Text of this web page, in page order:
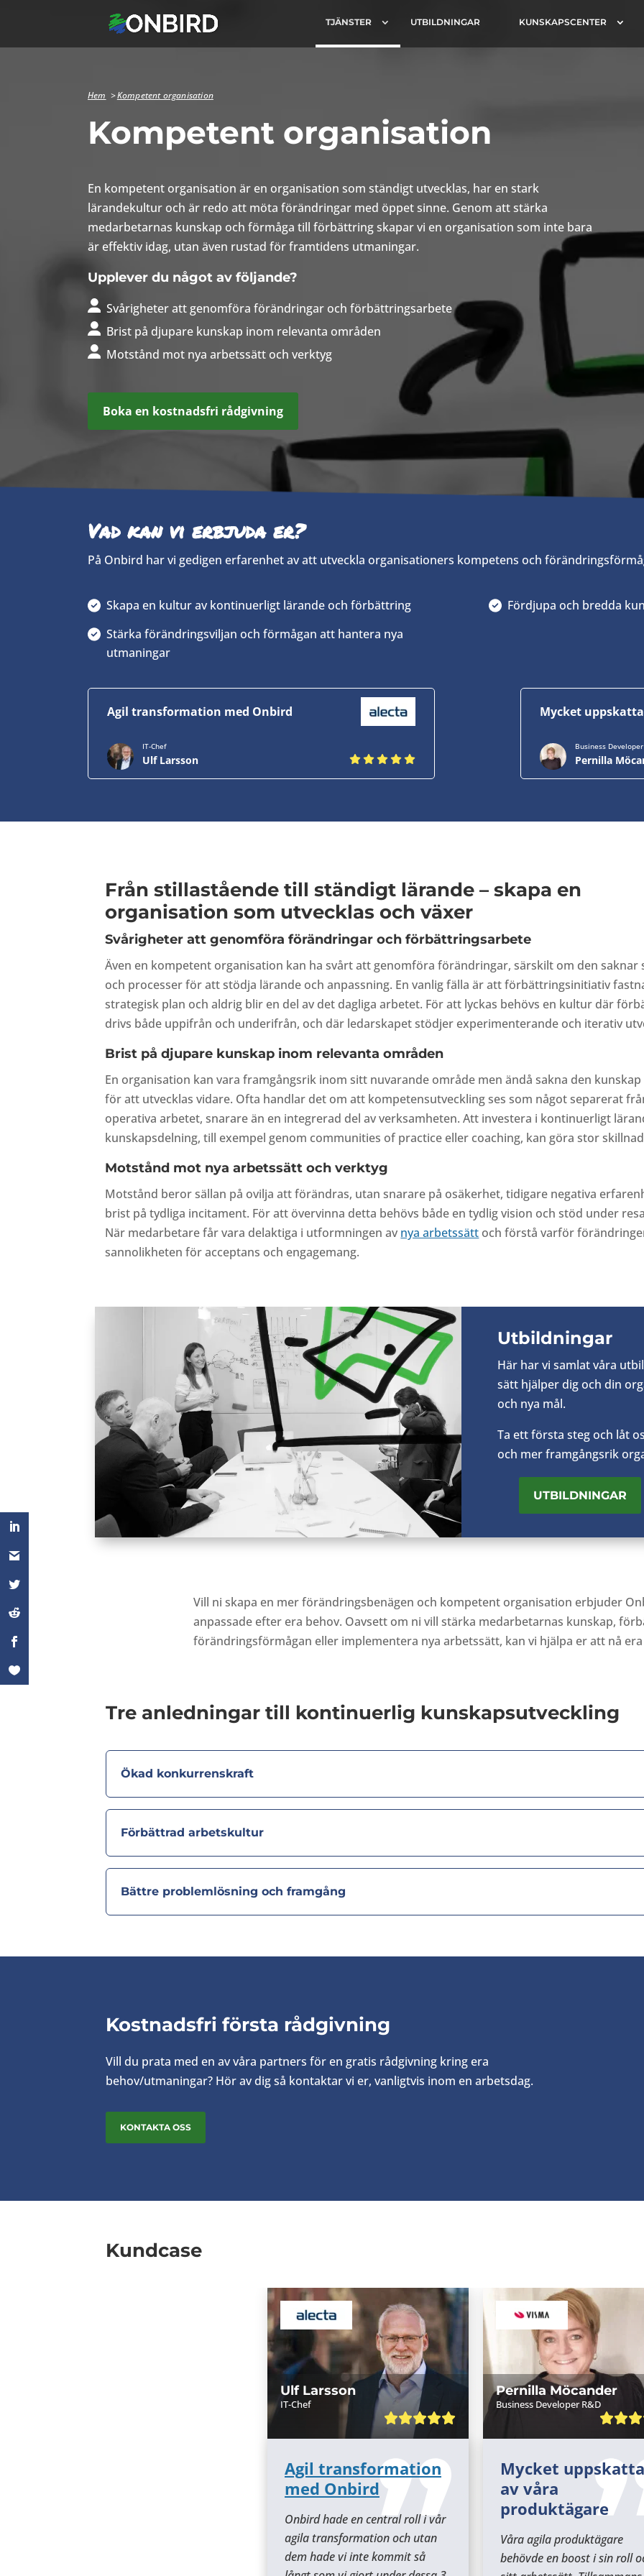
TJÄNSTER UTBILDNINGAR KUNSKAPSCENTER
Hem Kompetent organisation
Kompetent organisation
En kompetent organisation är en organisation som ständigt utvecklas, har en stark
lärandekultur och är redo att möta förändringar med öppet sinne. Genom att stärka
medarbetarnas kunskap och förmåga till förbättring skapar vi en organisation som inte bara
är effektiv idag, utan även rustad för framtidens utmaningar.
Upplever du något av följande?
Svårigheter att genomföra förändringar och förbättringsarbete
Brist på djupare kunskap inom relevanta områden
Motstånd mot nya arbetssätt och verktyg
Boka en kostnadsfri rådgivning
Vad kan vi erbjuda er?
På Onbird har vi gedigen erfarenhet av att utveckla organisationers kompetens och
Skapa en kultur av kontinuerligt lärande och förbättring
Fördjupa och bredda
Stärka förändringsviljan och förmågan att hantera nya
utmaningar
Agil transformation med Onbird
IT-Chef
Ulf Larsson
Mycket
Business Developer
Pernilla
Från stillastående till ständigt lärande – skapa en
organisation som utvecklas och växer
Svårigheter att genomföra förändringar och förbättringsarbete
Även en kompetent organisation kan ha svårt att genomföra förändringar, särskilt om den
och processer för att stödja lärande och anpassning. En vanlig fälla är att förbättringsinitiativ
strategisk plan och aldrig blir en del av det dagliga arbetet. För att lyckas behövs en kultur där
drivs både uppifrån och underifrån, och där ledarskapet stödjer experimenterande och iterativ
Brist på djupare kunskap inom relevanta områden
En organisation kan vara framgångsrik inom sitt nuvarande område men ändå sakna den kunskap
för att utvecklas vidare. Ofta handlar det om att kompetensutveckling ses som något separerat
operativa arbetet, snarare än en integrerad del av verksamheten. Att investera i kontinuerligt
kunskapsdelning, till exempel genom communities of practice eller coaching, kan göra stor
Motstånd mot nya arbetssätt och verktyg
Motstånd beror sällan på ovilja att förändras, utan snarare på osäkerhet, tidigare negativa
brist på tydliga incitament. För att övervinna detta behövs både en tydlig vision och stöd under
När medarbetare får vara delaktiga i utformningen av nya arbetssätt och förstå varför
sannolikheten för acceptans och engagemang.
Utbildningar
Här har vi samlatvåra
sätt hjälper digoch din
och nya mål.
Ta ett första steg och låt
och mer framgångsrik
UTBILDNINGAR
Vill ni skapa en merförändringsbenägen och kompetent organisation erbjuder
anpassade efter era behov. Oavsett om ni vill stärka medarbetarnas kunskap,
förändringsförmågan eller implementera nya arbetssätt, kan vi hjälpa er att nå
Tre anledningar till kontinuerlig kunskapsutveckling
Ökad konkurrenskraft
Förbättrad arbetskultur
Bättre problemlösning och framgång
Kostnadsfri första rådgivning
Vill du prata med en av våra partners för en gratis rådgivning kring era
behov/utmaningar? Hör av dig så kontaktar vi er, vanligtvis inom en arbetsdag.
KONTAKTA OSS
Kundcase
Ulf Larsson
IT-Chef
Agil transformation
med Onbird
Onbird hade en central roll i vår
agila transformation och utan
dem hade vi inte kommit så
Pernilla Möcander
Business Developer R&D
Mycket
av våra
produktägare
Våra agila produktägare
behövde en boost i sin roll